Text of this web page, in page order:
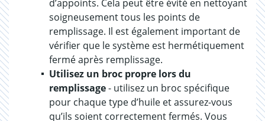
d’appoints. Cela peut être évité en nettoyant
soigneusement tous les points de
remplissage. Il est également important de
vérifier que le système est hermétiquement
fermé après remplissage.
Utilisez un broc propre lors du
remplissage- utilisez un broc spécifique
pour chaque type d’huile et assurez-vous
qu’ils soient correctement fermés. Vous